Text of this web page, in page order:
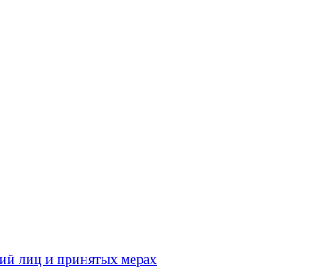
лиц и принятых мерах